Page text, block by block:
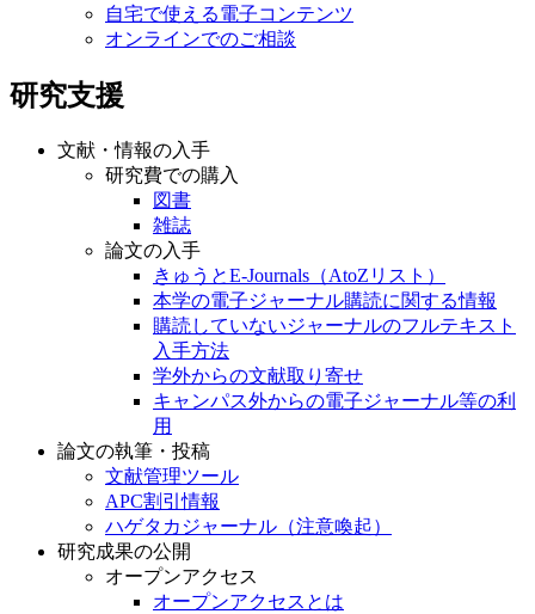
自宅で使える電子コンテンツ
オンラインでのご相談
研究支援
文献・情報の入手
研究費での購入
図書
雑誌
論文の入手
きゅうとE-Journals（AtoZリスト）
本学の電子ジャーナル購読に関する情報
購読していないジャーナルのフルテキスト
入手方法
学外からの文献取り寄せ
キャンパス外からの電子ジャーナル等の利
用
論文の執筆・投稿
文献管理ツール
APC割引情報
ハゲタカジャーナル（注意喚起）
研究成果の公開
オープンアクセス
オープンアクセスとは